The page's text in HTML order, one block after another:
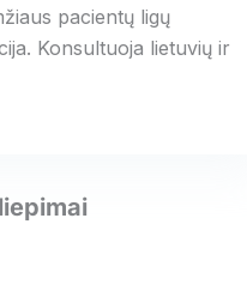
pacientų ligų
Konsultuoja lietuvių ir